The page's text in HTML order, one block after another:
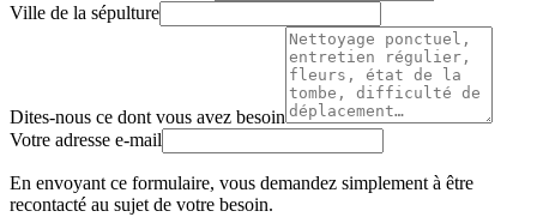
Ville de la sépulture
Dites-nous ce dont vous avez besoin
Votre adresse e-mail
En envoyant ce formulaire, vous demandez simplement à être
recontacté au sujet de votre besoin.